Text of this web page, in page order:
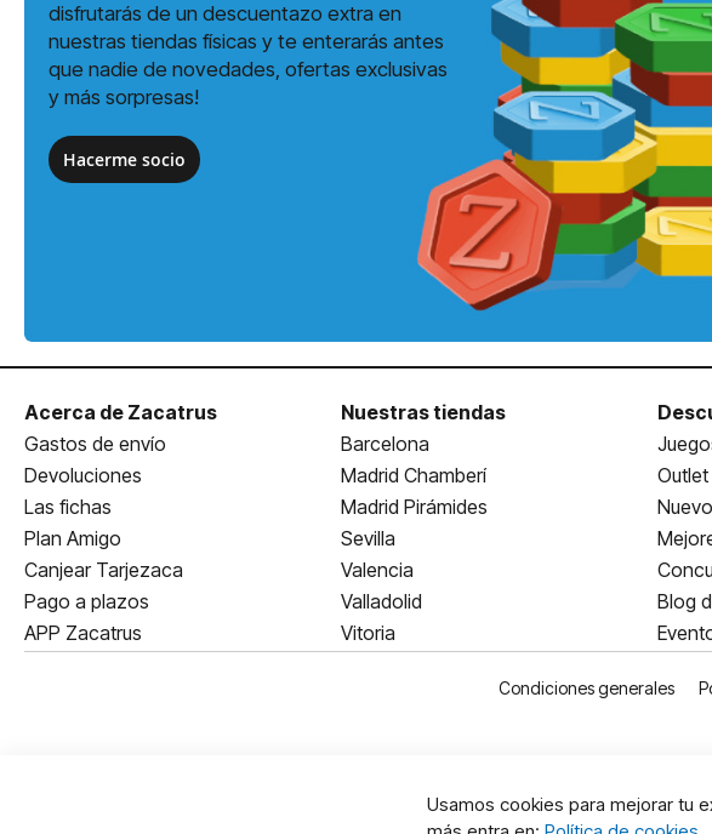
disfrutarás de un descuentazo extra en
nuestras tiendas físicas y te enterarás antes
que nadie de novedades, ofertas exclusivas
y más sorpresas!
Hacerme socio
Acerca de Zacatrus
Gastos de envío
Devoluciones
Las fichas
Plan Amigo
Canjear Tarjezaca
Pago a plazos
APP Zacatrus
Nuestras tiendas
Barcelona
Madrid Chamberí
Madrid Pirámides
Sevilla
Valencia
Valladolid
Vitoria
Blog
Condiciones generales
Usamos cookies para mejorar tu